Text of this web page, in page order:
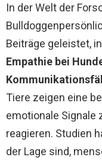
In der Welt der
Beiträge geleistet,
Empathie bei
Tiere zeigen eine
emotionale Signale
reagieren. Studien
der Lage sind,